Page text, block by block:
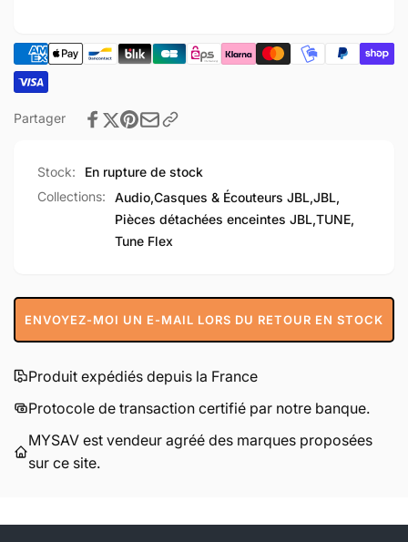
Partager
Stock:
En rupture de stock
Collections:
Audio,Casques & Écouteurs JBL,JBL,
Pièces détachées enceintes JBL,TUNE,
Tune Flex
ENVOYEZ-MOI UN E-MAIL LORS DU RETOUR EN STOCK
Produit expédiés depuis la France
Protocole de transaction certifié par notre banque.
MYSAV est vendeur agréé des marques proposées
sur ce site.